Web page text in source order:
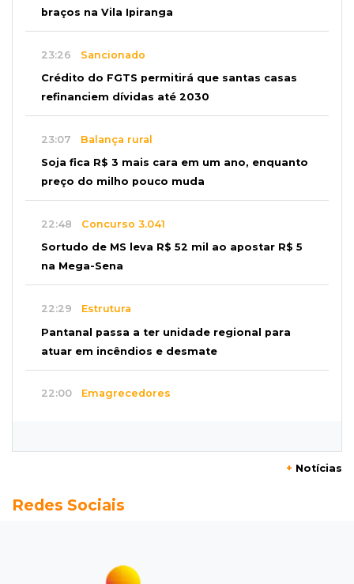
braços na Vila Ipiranga
23:26 Sancionado
Crédito do FGTS permitirá que santas casas
refinanciem dívidas até 2030
23:07 Balança rural
Soja fica R$ 3 mais cara em um ano, enquanto
preço do milho pouco muda
22:48 Concurso 3.041
Sortudo de MS leva R$ 52 mil ao apostar R$ 5
na Mega-Sena
22:29 Estrutura
Pantanal passa a ter unidade regional para
atuar em incêndios e desmate
22:00 Emagrecedores
Granizo danifica telhados e plantações
Agregado
+ Notícias
Redes Sociais